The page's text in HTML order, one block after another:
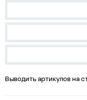
Выводить артикулов на